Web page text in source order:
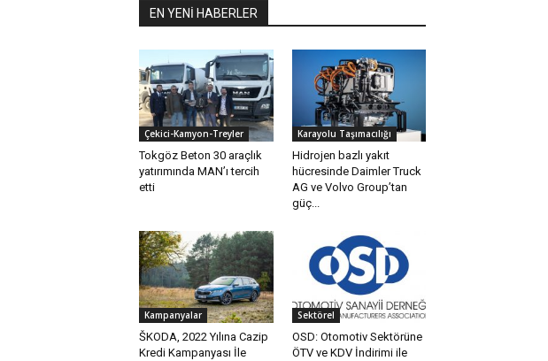
EN YENİ HABERLER
Çekici-Kamyon-Treyler
Tokgöz Beton 30 araçlık
yatırımında MAN’ı tercih
etti
Karayolu Taşımacılığı
Hidrojen bazlı yakıt
hücresinde Daimler Truck
AG ve Volvo Group’tan
güç...
Kampanyalar
ŠKODA, 2022 Yılına Cazip
Kredi Kampanyası İle
Sektörel
OSD: Otomotiv Sektörüne
ÖTV ve KDV İndirimi ile